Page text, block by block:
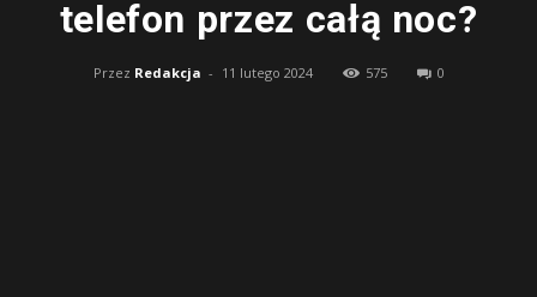
telefon przez całą noc?
Przez Redakcja - 11 lutego 2024 575 0